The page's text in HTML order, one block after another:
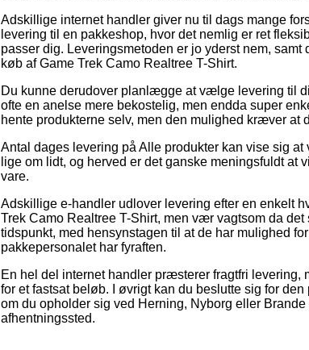
Adskillige internet handler giver nu til dags mange
levering til en pakkeshop, hvor det nemlig er ret
passer dig. Leveringsmetoden er jo yderst nem,
køb af Game Trek Camo Realtree T-Shirt.
Du kunne derudover planlægge at vælge levering til
ofte en anelse mere bekostelig, men endda super
hente produkterne selv, men den mulighed kræver
Antal dages levering på Alle produkter kan vise sig
lige om lidt, og herved er det ganske meningsfuldt
vare.
Adskillige e-handler udlover levering efter en enkelt
Trek Camo Realtree T-Shirt, men vær vagtsom da
tidspunkt, med hensynstagen til at de har mulighed
pakkepersonalet har fyraften.
En hel del internet handler præsterer fragtfri
for et fastsat beløb. I øvrigt kan du beslutte sig for
om du opholder sig ved Herning, Nyborg eller
afhentningssted.